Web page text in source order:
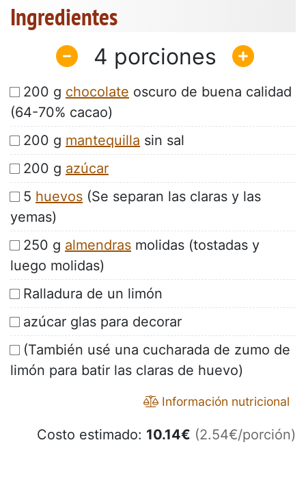
Ingredientes
4
200 g chocolate oscuro de buena calidad
(64-70% cacao)
200 g mantequilla sin sal
200 g azúcar
5 huevos (Se separan las claras y las
yemas)
250 g almendras molidas (tostadas y
luego molidas)
Ralladura de un limón
azúcar glas para decorar
(También usé una cucharada de zumo de
limón para batir las claras de huevo)
Información nutricional
Costo estimado: 10.14€ (2.54€/porción)